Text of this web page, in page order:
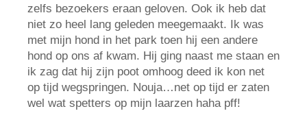
zelfs bezoekers eraan geloven. Ook ik heb dat
niet zo heel lang geleden meegemaakt. Ik was
met mijn hond in het park toen hij een andere
hond op ons af kwam. Hij ging naast me staan en
ik zag dat hij zijn poot omhoog deed ik kon net
op tijd wegspringen. Nouja…net op tijd er zaten
wel wat spetters op mijn laarzen haha pff!